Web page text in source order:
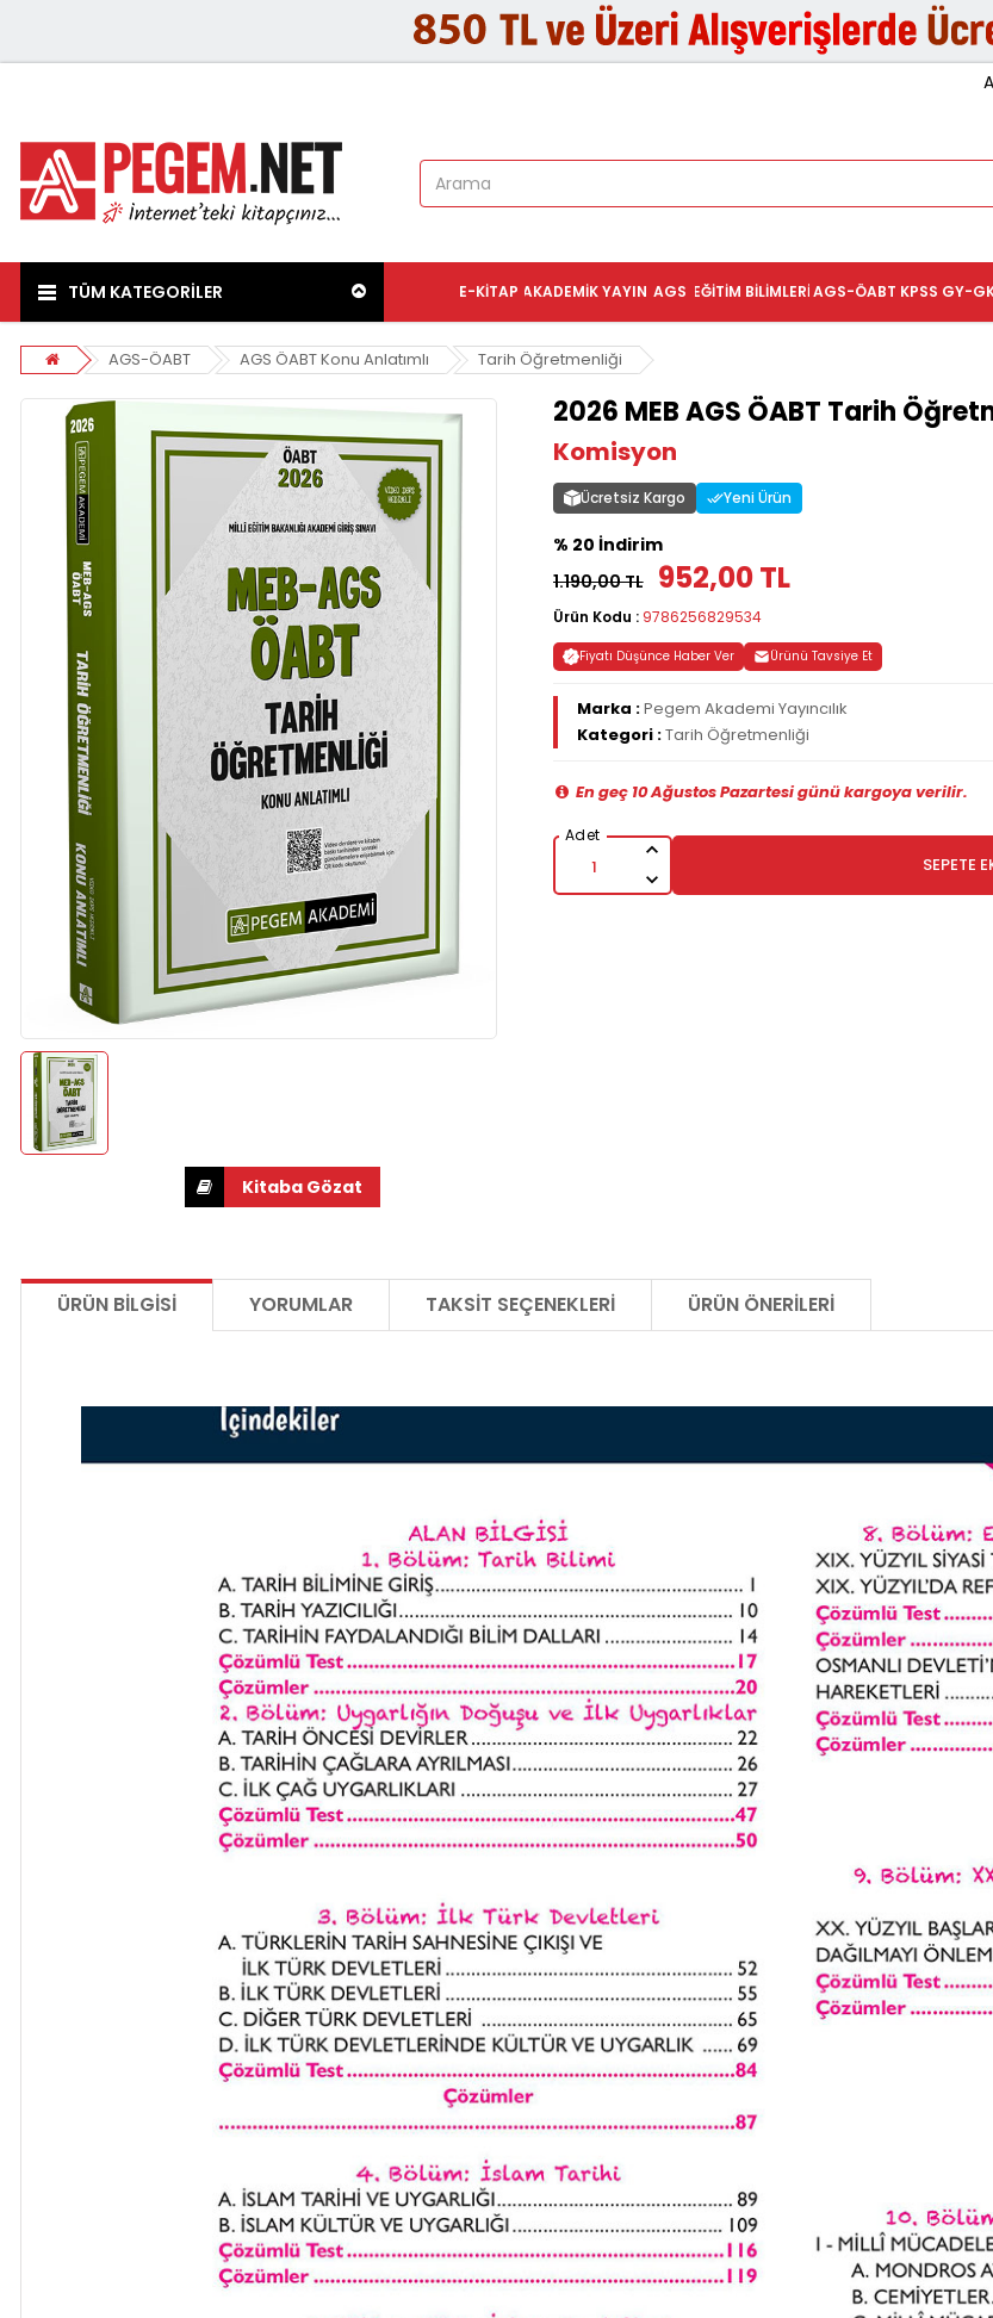
TÜM KATEGORİLER KPSS GY-
AGS-ÖABT
EĞITIM BILIMLERI
AGS
AKADEMIK YAYIN
E-KITAP
AGS-ÖABT AGS ÖABT Konu Anlatımlı Tarih Öğretmenliği
2026 MEB AGS ÖABT Tarih
Komisyon
Ücretsiz Kargo Yeni Ürün
% 20 İndirim
1.190,00 TL
952,00 TL
Ürün Kodu : 9786256829534
Fiyatı Düşünce Haber Ver Ürünü Tavsiye Et
Marka :Pegem Akademi Yayıncılık
Kategori :Tarih Öğretmenliği
En geç 10 Ağustos Pazartesi günü kargoya verilir.
SEPETE
ÜRÜN BILGISI YORUMLAR TAKSIT SEÇENEKLERI ÜRÜN ÖNERILERI